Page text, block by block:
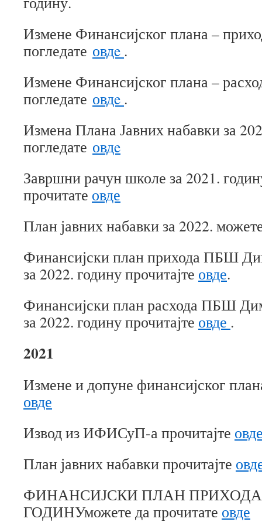
Измене Финансијског плана –
погледате овдe .
Измене Финансијског плана –
погледате овдe .
Измена Плана Јавних набавки за
погледате овдe
Завршни рачун школе за 2021.
прочитате овде
План јавних набавки за 2022.
Финансијски план прихода ПБШ
за 2022. годину прочитајте овде.
Финансијски план расхода ПБШ
за 2022. годину прочитајте овде .
2021
Измене и допуне финансијског
овде
Извод из ИФИСуП-а прочитајте
План јавних набавки прочитајте
ФИНАНСИЈСКИ ПЛАН ПРИХОДА
ГОДИНУможете да прочитате овде